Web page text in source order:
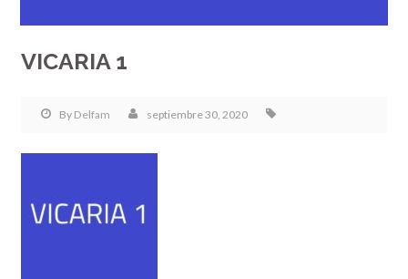
VICARIA 1
By Delfam septiembre 30, 2020